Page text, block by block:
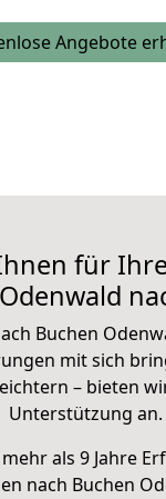
Angebote
für
Buchen
mit sich
– bieten
Unterstützung an.
als 9 Jahre
nach Buchen